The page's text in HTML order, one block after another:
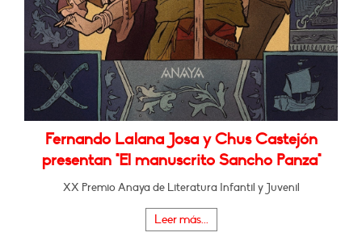
Fernando Lalana Josa y Chus Castejón
presentan "El manuscrito Sancho Panza"
XX Premio Anaya de Literatura Infantil y Juvenil
Leer más...